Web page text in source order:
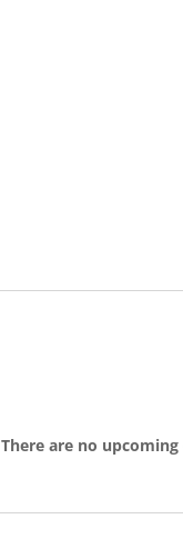
There are no upcoming